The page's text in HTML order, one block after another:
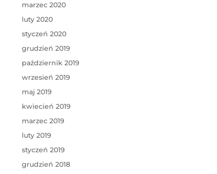
marzec 2020
luty 2020
styczeń 2020
grudzień 2019
październik 2019
wrzesień 2019
maj 2019
kwiecień 2019
marzec 2019
luty 2019
styczeń 2019
grudzień 2018